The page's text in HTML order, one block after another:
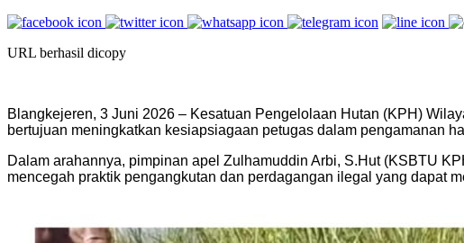
URL berhasil dicopy
Blangkejeren, 3 Juni 2026 – Kesatuan Pengelolaan Hutan (KPH)
bertujuan meningkatkan kesiapsiagaan petugas dalam pengamanan
Dalam arahannya, pimpinan apel Zulhamuddin Arbi, S.Hut (KSBTU
mencegah praktik pengangkutan dan perdagangan ilegal yang dapat